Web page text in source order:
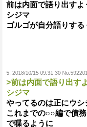
前は内面で語り出す
シジマ
ゴルゴが自分語りす
5: 2018/10/15 09:31:30
>前は内面で語り出す
シジマ
やってるのは正にウ
これまでの○○編で債
で喋るように